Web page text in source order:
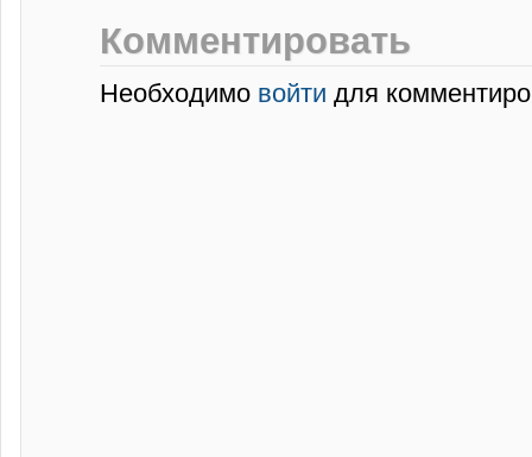
Комментировать
Необходимо войти для